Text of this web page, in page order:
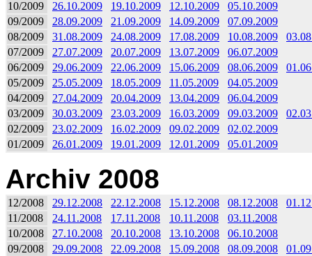
10/2009 26.10.2009 19.10.2009 12.10.2009
05.10.2009
09/2009
28.09.2009 21.09.2009 14.09.2009
07.09.2009
08/2009
31.08.2009 24.08.2009 17.08.2009 10.08.2009
07/2009
27.07.2009 20.07.2009 13.07.2009
06.07.2009
06/2009
29.06.2009 22.06.2009 15.06.2009 08.06.2009
05/2009
25.05.2009 18.05.2009 11.05.2009
04.05.2009
04/2009
27.04.2009 20.04.2009 13.04.2009
06.04.2009
03/2009
30.03.2009 23.03.2009 16.03.2009 09.03.2009
02/2009
23.02.2009 16.02.2009 09.02.2009
02.02.2009
01/2009
26.01.2009 19.01.2009 12.01.2009 05.01.2009
Archiv 2008
12/2008 29.12.2008 22.12.2008 15.12.2008 08.12.2008
11/2008
24.11.2008 17.11.2008 10.11.2008
03.11.2008
10/2008
27.10.2008 20.10.2008 13.10.2008
06.10.2008
09/2008
29.09.2008 22.09.2008 15.09.2008 08.09.2008